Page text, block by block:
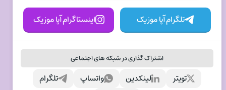
تلگرام آپا موزیک اینستاگرام آپا موزیک
اشتراک گذاری در شبکه های اجتماعی
تلگرام واتساپ لینکدین
تویتر